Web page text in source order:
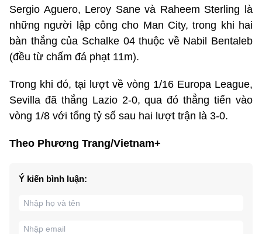
Sergio Aguero, Leroy Sane và Raheem Sterling là
những người lập công cho Man City, trong khi hai
bàn thắng của Schalke 04 thuộc về Nabil Bentaleb
(đều từ chấm đá phạt 11m).
Trong khi đó, tại lượt về vòng 1/16 Europa League,
Sevilla đã thắng Lazio 2-0, qua đó thẳng tiến vào
vòng 1/8 với tổng tỷ số sau hai lượt trận là 3-0.
Theo Phương Trang/Vietnam+
Ý kiến bình luận: